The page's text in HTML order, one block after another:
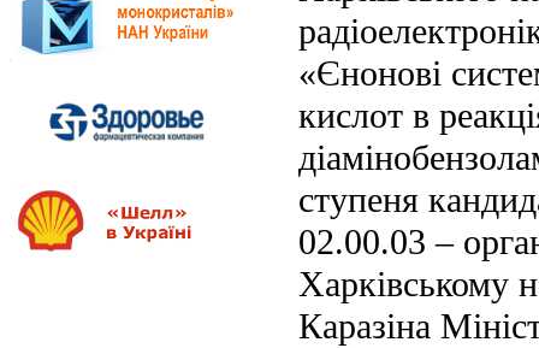
«Єнонові
кислот в
ступеня
02.00.03 –
Харківському
Каразіна